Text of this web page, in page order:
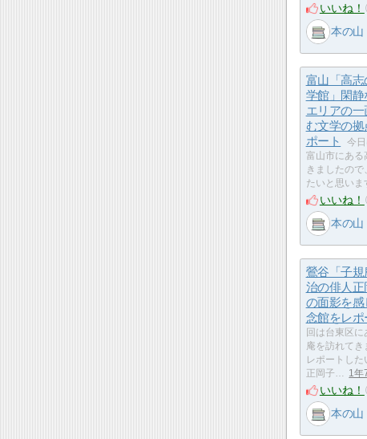
いいね！
本の山
富山「高志
学館」閑静
エリアの
む文学の拠
ポート
今
富山市にある
きましたので
たいと思い
いいね！
本の山
鶯谷「子規
治の俳人正
の面影を感
念館をレポ
回は台東区に
庵を訪れてき
レポートし
正岡子… 1年
いいね！
本の山